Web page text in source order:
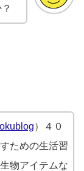
）４０
ための生活習
物アイテムな